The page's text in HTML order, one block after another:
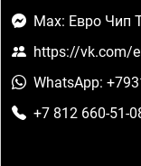
Max: Евро Чип
https://vk.com/
WhatsApp:
+7 812 660-51-